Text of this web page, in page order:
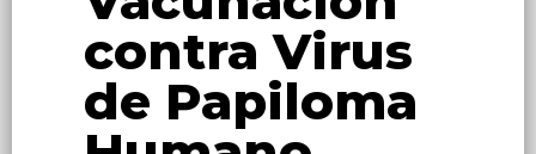
contra Virus
de Papiloma